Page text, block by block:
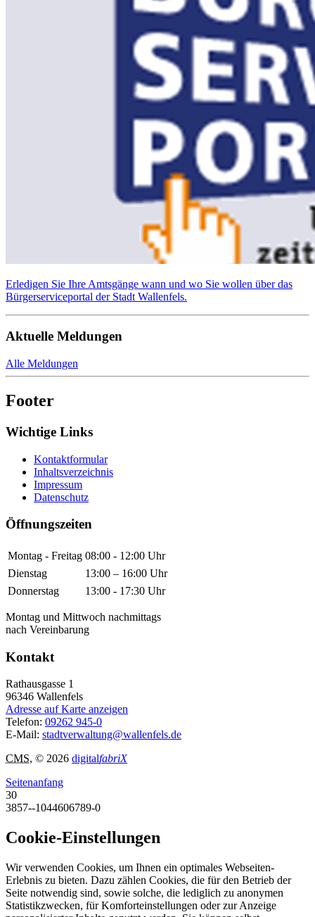
Erledigen Sie Ihre Amtsgänge wann und wo Sie wollen über das
Bürgerserviceportal der Stadt Wallenfels.
Aktuelle Meldungen
Alle Meldungen
Footer
Wichtige Links
Kontaktformular
Inhaltsverzeichnis
Impressum
Datenschutz
Öffnungszeiten
Montag - Freitag 08:00 - 12:00 Uhr
Dienstag
13:00 – 16:00 Uhr
Donnerstag
13:00 - 17:30 Uhr
Montag und Mittwoch nachmittags
nach Vereinbarung
Kontakt
Rathausgasse 1
96346 Wallenfels
Adresse auf Karte anzeigen
Telefon: 09262 945-0
E-Mail: stadtverwaltung@wallenfels.de
CMS, © 2026 digitalfabriX
Seitenanfang
30
3857--1044606789-0
Cookie-Einstellungen
Wir verwenden Cookies, um Ihnen ein optimales Webseiten-
Erlebnis zu bieten. Dazu zählen Cookies, die für den Betrieb der
Seite notwendig sind, sowie solche, die lediglich zu anonymen
Statistikzwecken, für Komforteinstellungen oder zur Anzeige